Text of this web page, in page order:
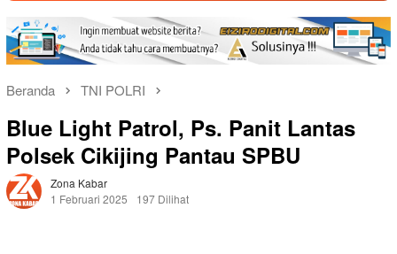
Beranda TNI POLRI
Blue Light Patrol, Ps. Panit Lantas
Polsek Cikijing Pantau SPBU
Zona Kabar
1 Februari 2025
197 Dilihat